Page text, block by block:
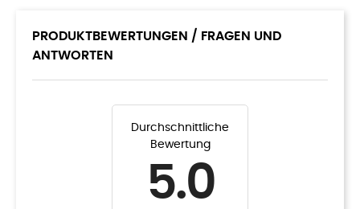
PRODUKTBEWERTUNGEN / FRAGEN UND
ANTWORTEN
Durchschnittliche
Bewertung
5.0